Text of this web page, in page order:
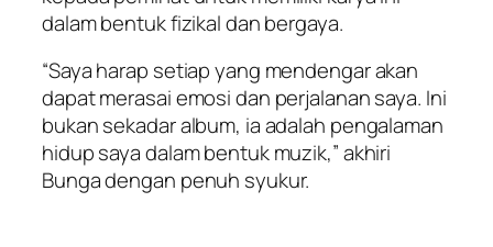
dalam bentuk fizikal dan bergaya.
“Saya harap setiap yang mendengar akan
dapat merasai emosi dan perjalanan saya. Ini
bukan sekadar album, ia adalah pengalaman
hidup saya dalam bentuk muzik,” akhiri
Bunga dengan penuh syukur.